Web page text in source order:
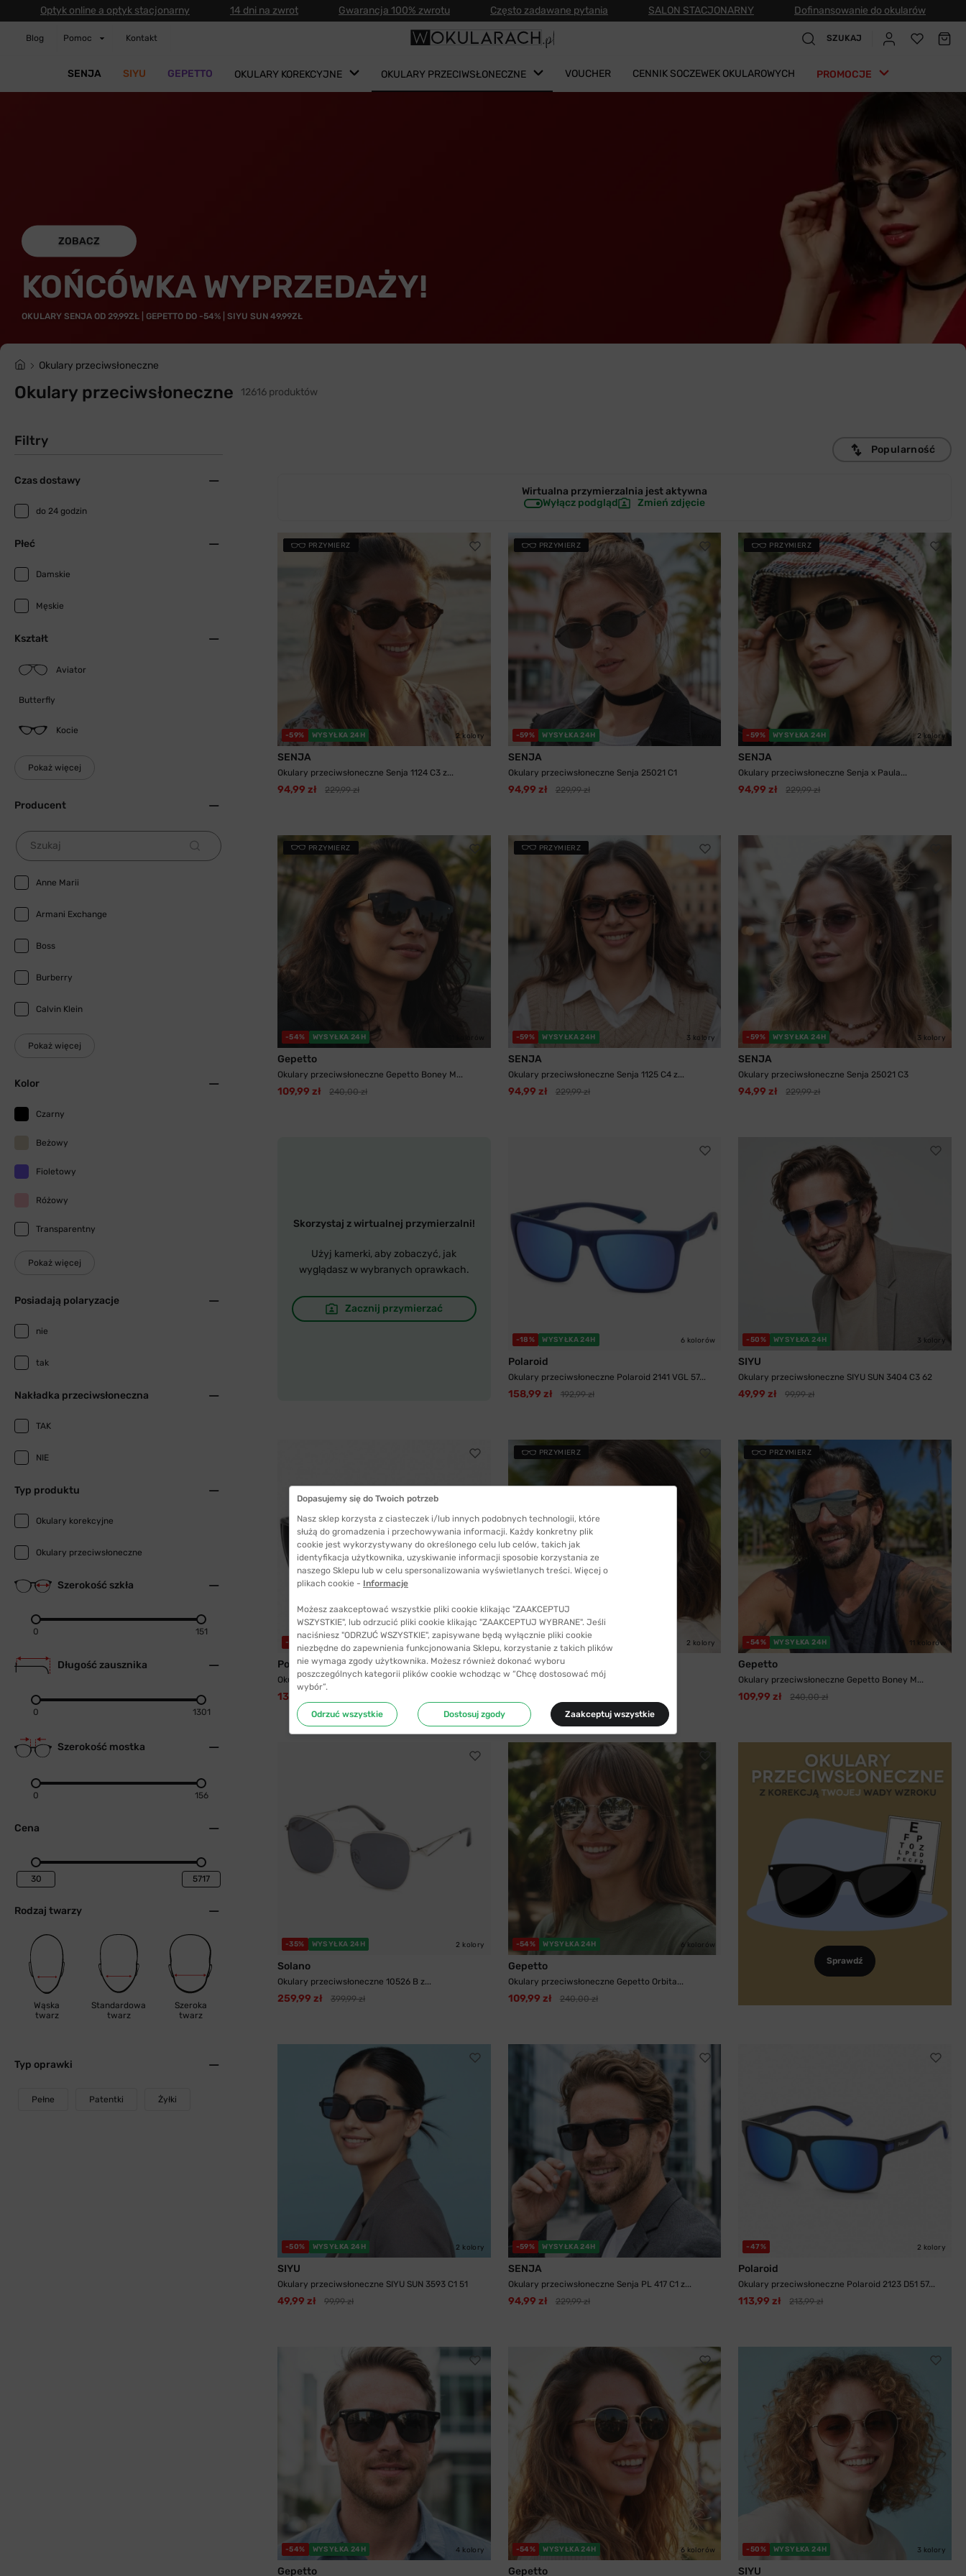
Optyk online a optyk stacjonarny 14 dni na zwrot Gwarancja 100% zwrotu Często zadawane pytania SALON STACJONARNY Dofinansowanie do okularów
Blog Pomoc Kontakt SZUKAJ
SENJA SIYU GEPETTO OKULARY KOREKCYJNE OKULARY PRZECIWSŁONECZNE VOUCHER CENNIK SOCZEWEK OKULAROWYCH PROMOCJE
ZOBACZ
KOŃCÓWKA WYPRZEDAŻY!
OKULARY SENJA OD 29,99ZŁ | GEPETTO DO -54% | SIYU SUN 49,99ZŁ
Okulary przeciwsłoneczne
Okulary przeciwsłoneczne 12616 produktów
Filtry
Czas dostawy
do 24 godzin
Płeć
Damskie
Męskie
Kształt
Aviator
Butterfly
Kocie
Pokaż więcej
Producent
Szukaj
Anne Marii
Armani Exchange
Boss
Burberry
Calvin Klein
Pokaż więcej
Kolor
Czarny
Beżowy
Fioletowy
Różowy
Transparentny
Pokaż więcej
Posiadają polaryzacje
nie
tak
Nakładka przeciwsłoneczna
TAK
NIE
Typ produktu
Okulary korekcyjne
Okulary przeciwsłoneczne
Szerokość szkła
0 151
Długość zausznika
0 1301
Szerokość mostka
0 156
Cena
Rodzaj twarzy
Wąska
twarz
Standardowa
twarz
Szeroka
twarz
Typ oprawki
Pełne Patentki Żyłki
Popularność
Wirtualna przymierzalnia jestaktywna
Wyłącz podgląd
Zmień zdjęcie
PRZYMIERZ
-59% WYSYŁKA 24H 2 kolory
SENJA
Okulary przeciwsłoneczne Senja 1124 C3 z...
94,99 zł 229,99 zł
PRZYMIERZ
-59% WYSYŁKA 24H
SENJA
Okulary przeciwsłoneczne Senja 25021 C1
94,99 zł 229,99 zł
PRZYMIERZ
-59% WYSYŁKA 24H 2 kolory
SENJA
Okulary przeciwsłoneczne Senja x Paula...
94,99 zł 229,99 zł
PRZYMIERZ
-54% WYSYŁKA 24H
Gepetto
Okulary przeciwsłoneczne Gepetto Boney M...
109,99 zł 240,00 zł
PRZYMIERZ
-59% WYSYŁKA 24H 3 kolory
SENJA
Okulary przeciwsłoneczne Senja 1125 C4 z...
94,99 zł 229,99 zł
-59% WYSYŁKA 24H 3 kolory
SENJA
Okulary przeciwsłoneczne Senja 25021 C3
94,99 zł 229,99 zł
Skorzystaj z wirtualnej przymierzalni!
Użyj kamerki, aby zobaczyć, jak
wyglądasz w wybranych oprawkach.
Zacznij przymierzać
-18% WYSYŁKA 24H 6 kolorów
Polaroid
Okulary przeciwsłoneczne Polaroid 2141 VGL 57...
158,99 zł 192,99 zł
-50% WYSYŁKA 24H 3 kolory
SIYU
Okulary przeciwsłoneczne SIYU SUN 3404 C3 62
49,99 zł 99,99 zł
-39%
Polaroid
Okulary przeciwsłoneczne Polaroid 7029 807 68...
133,99 zł
PRZYMIERZ
-59% WYSYŁKA 24H 2 kolory
SENJA
Okulary przeciwsłoneczne Senja x Paula...
PRZYMIERZ
-54% WYSYŁKA 24H 11 kolorów
Gepetto
Okulary przeciwsłoneczne Gepetto Boney M...
109,99 zł 240,00 zł
-35% WYSYŁKA 24H 2 kolory
Solano
Okulary przeciwsłoneczne 10526 B z...
259,99 zł 399,99 zł
-54% WYSYŁKA 24H 6 kolorów
Gepetto
Okulary przeciwsłoneczne Gepetto Orbita...
109,99 zł 240,00 zł
Sprawdź
-50% WYSYŁKA 24H 2 kolory
SIYU
Okulary przeciwsłoneczne SIYU SUN 3593 C1 51
49,99 zł 99,99 zł
-59% WYSYŁKA 24H
SENJA
Okulary przeciwsłoneczne Senja PL 417 C1 z...
94,99 zł 229,99 zł
-47% 2 kolory
Polaroid
Okulary przeciwsłoneczne Polaroid 2123 D51 57...
113,99 zł 213,99 zł
-54% WYSYŁKA 24H 4 kolory
Gepetto
-54% WYSYŁKA 24H 6 kolorów
Gepetto
-50% WYSYŁKA 24H 3 kolory
SIYU
Dopasujemy się do Twoich potrzeb
Nasz sklep korzysta z ciasteczek i/lub innych podobnych technologii, które
służą do gromadzenia i przechowywania informacji. Każdy konkretny plik
cookie jest wykorzystywany do określonego celu lub celów, takich jak
identyfikacja użytkownika, uzyskiwanie informacji sposobie korzystania ze
naszego Sklepu lub w celu spersonalizowania wyświetlanych treści. Więcej o
plikach cookie - Informacje
Możesz zaakceptować wszystkie pliki cookie klikając "ZAAKCEPTUJ
WSZYSTKIE", lub odrzucić pliki cookie klikając "ZAAKCEPTUJ WYBRANE". Jeśli
naciśniesz "ODRZUĆ WSZYSTKIE", zapisywane będą wyłącznie pliki cookie
niezbędne do zapewnienia funkcjonowania Sklepu, korzystanie z takich plików
nie wymaga zgody użytkownika. Możesz również dokonać wyboru
poszczególnych kategorii plików cookie wchodząc w “Chcę dostosować mój
wybór”.
Odrzuć wszystkie Dostosuj zgody Zaakceptuj wszystkie